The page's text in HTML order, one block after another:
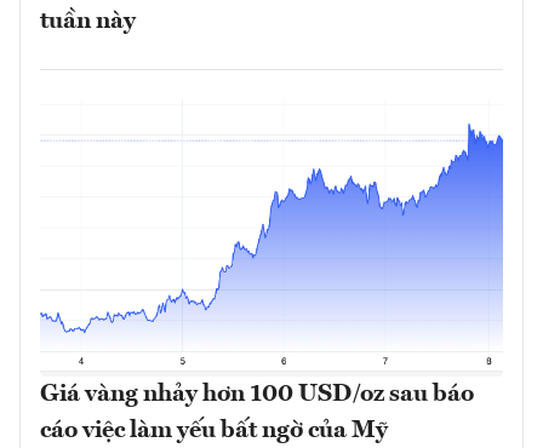
tuần này
Giá vàng nhảy hơn 100 USD/oz sau báo
cáo việc làm yếu bất ngờ của Mỹ